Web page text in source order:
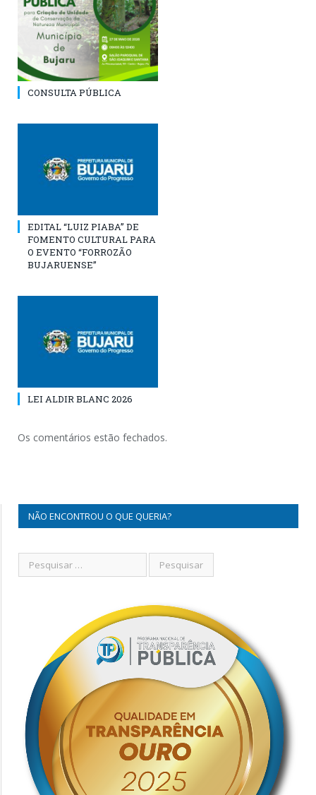
CONSULTA PÚBLICA
EDITAL “LUIZ PIABA” DE
FOMENTO CULTURAL PARA
O EVENTO “FORROZÃO
BUJARUENSE”
LEI ALDIR BLANC 2026
Os comentários estão fechados.
NÃO ENCONTROU O QUE QUERIA?